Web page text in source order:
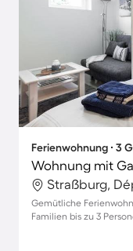
Ferienwohnung ∙ 3
Wohnung mit
Straßburg,
Gemütliche
Familien bis zu 3